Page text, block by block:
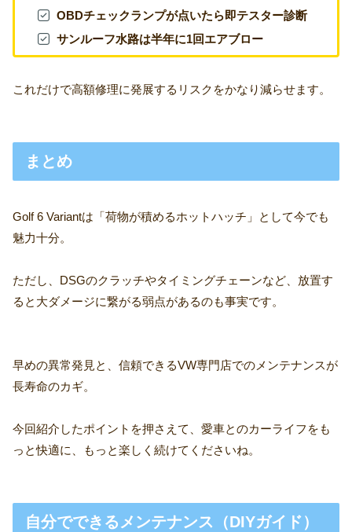
OBDチェックランプが点いたら即テスター診断
サンルーフ水路は半年に1回エアブロー
これだけで高額修理に発展するリスクをかなり減らせます。
まとめ
Golf 6 Variantは「荷物が積めるホットハッチ」として今でも
魅力十分。
ただし、DSGのクラッチやタイミングチェーンなど、放置す
ると大ダメージに繋がる弱点があるのも事実です。
早めの異常発見と、信頼できるVW専門店でのメンテナンスが
長寿命のカギ。
今回紹介したポイントを押さえて、愛車とのカーライフをも
っと快適に、もっと楽しく続けてくださいね。
自分でできるメンテナンス（DIYガイド）